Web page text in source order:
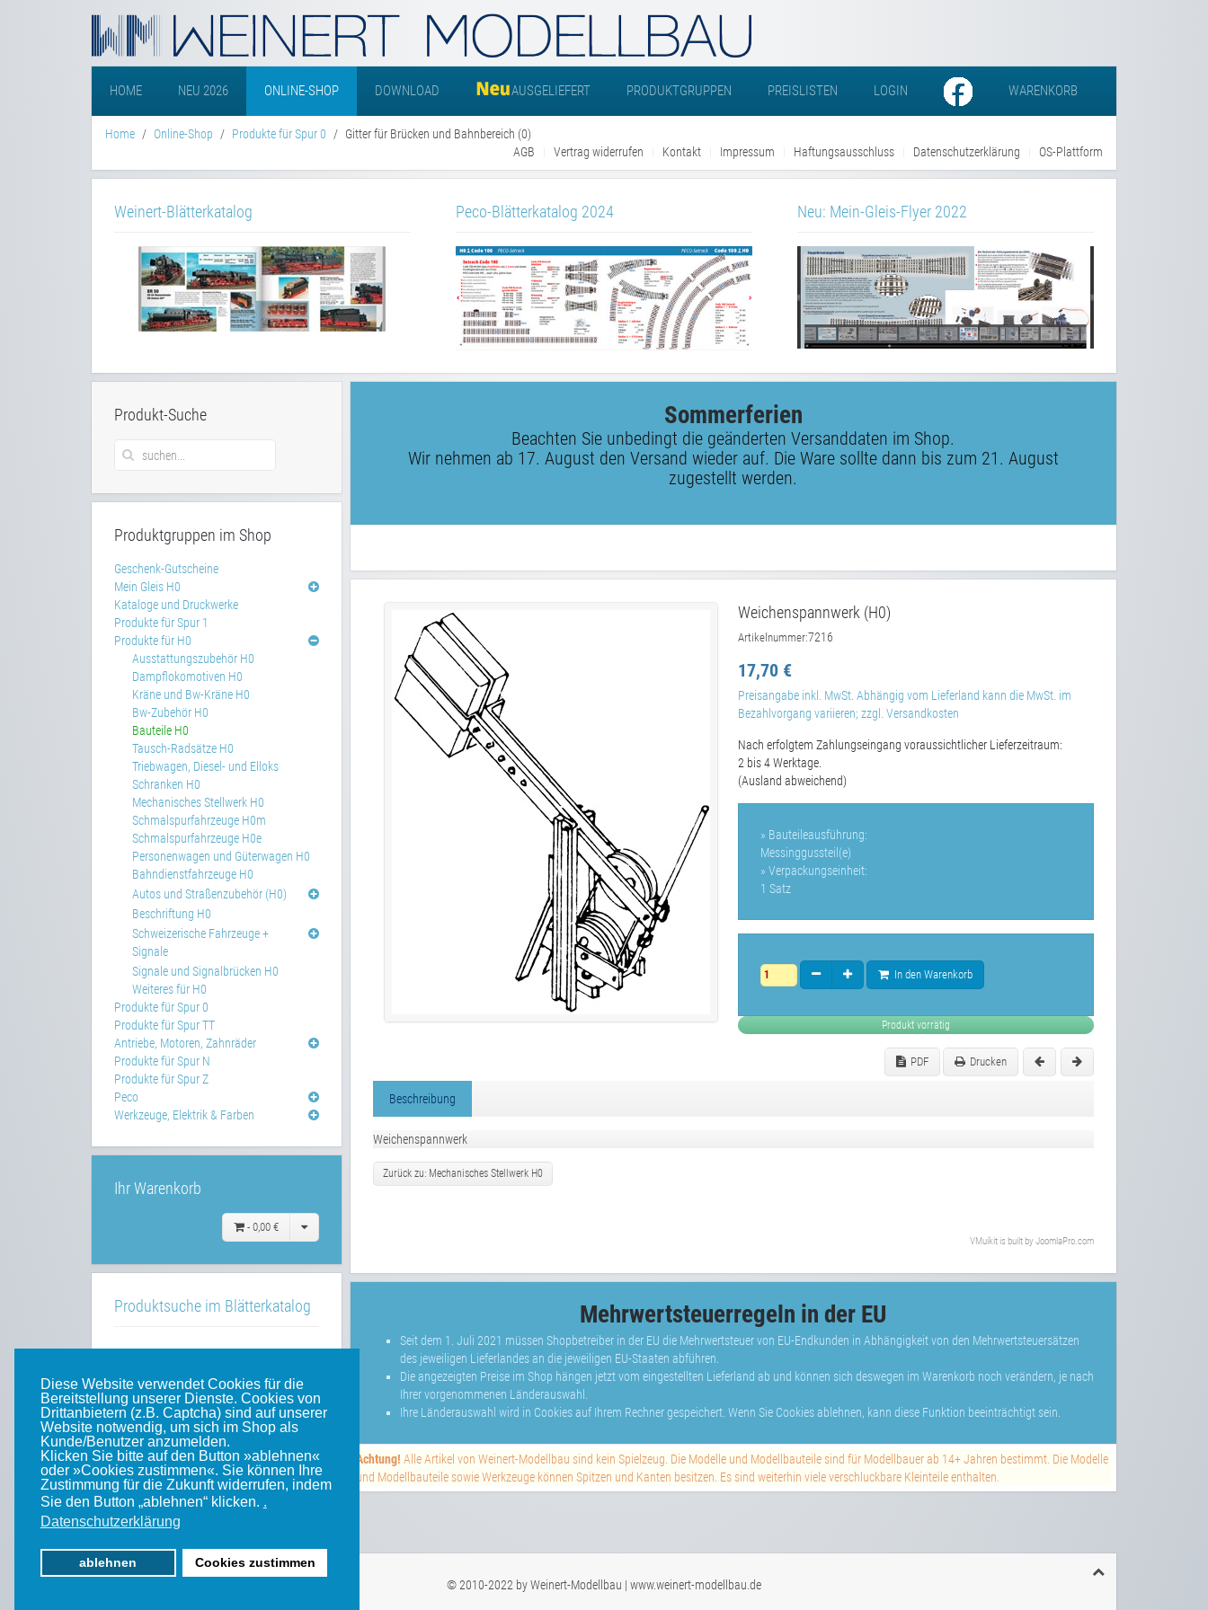
Diese Website verwendet Cookies für die
Bereitstellung unserer Dienste. Cookies von
Drittanbietern (z.B. Captcha) sind auf unserer
Website notwendig, um sich im Shop als
Kunde/Benutzer anzumelden.
Klicken Sie bitte auf den Button »ablehnen«
oder »Cookies zustimmen«. Sie können Ihre
Zustimmung für die Zukunft widerrufen, indem
Sie den Button „ablehnen“ klicken. .
Datenschutzerklärung
ablehnen Cookies zustimmen
HOME NEU 2026 ONLINE-SHOP DOWNLOAD AUSGELIEFERT PRODUKTGRUPPEN PREISLISTEN LOGIN WARENKORB
Home Online-Shop Produkte für Spur 0
Gitter für Brücken und Bahnbereich (0)
AGB
Vertrag widerrufen Kontakt Impressum Haftungsausschluss Datenschutzerklärung OS-Plattform
Weinert-Blätterkatalog Peco-Blätterkatalog 2024 Neu: Mein-Gleis-Flyer 2022
Sommerferien
Beachten Sie unbedingt die geänderten Versanddaten im Shop.
Wir nehmen ab 17. August den Versand wieder auf. Die Ware sollte dann bis zum 21. August
zugestellt werden.
Weichenspannwerk (H0)
Artikelnummer:7216
17,70 €
Preisangabe inkl. MwSt. Abhängig vom Lieferland kann die MwSt. im
Bezahlvorgang variieren; zzgl. Versandkosten
Nach erfolgtem Zahlungseingang voraussichtlicher Lieferzeitraum:
2 bis 4 Werktage.
(Ausland abweichend)
» Bauteileausführung:
Messinggussteil(e)
» Verpackungseinheit:
1 Satz
In den Warenkorb
Produkt vorrätig
PDF Drucken
Beschreibung
Weichenspannwerk
Zurück zu: Mechanisches Stellwerk H0
VMuikit is built by JoomlaPro.com
Mehrwertsteuerregeln in der EU
Seit dem 1. Juli 2021 müssen Shopbetreiber in der EU die Mehrwertsteuer von EU-Endkunden in Abhängigkeit von den Mehrwertsteuersätzen
des jeweiligen Lieferlandes an die jeweiligen EU-Staaten abführen.
Die angezeigten Preise im Shop hängen jetzt vom eingestellten Lieferland ab und können sich deswegen im Warenkorb noch verändern, je nach
Ihrer vorgenommenen Länderauswahl.
Ihre Länderauswahl wird in Cookies auf Ihrem Rechner gespeichert. Wenn Sie Cookies ablehnen, kann diese Funktion beeinträchtigt sein.
Achtung! Alle Artikel von Weinert-Modellbau sind kein Spielzeug. Die Modelle und Modellbauteile sind für Modellbauer ab 14+ Jahren bestimmt. Die Modelle
und Modellbauteile sowie Werkzeuge können Spitzen und Kanten besitzen. Es sind weiterhin viele verschluckbare Kleinteile enthalten.
Produkt-Suche
Produktgruppen im Shop
Geschenk-Gutscheine
Mein Gleis H0
Kataloge und Druckwerke
Produkte für Spur 1
Produkte für H0
Ausstattungszubehör H0
Dampflokomotiven H0
Kräne und Bw-Kräne H0
Bw-Zubehör H0
Bauteile H0
Tausch-Radsätze H0
Triebwagen, Diesel- und Elloks
Schranken H0
Mechanisches Stellwerk H0
Schmalspurfahrzeuge H0m
Schmalspurfahrzeuge H0e
Personenwagen und Güterwagen H0
Bahndienstfahrzeuge H0
Autos und Straßenzubehör (H0)
Beschriftung H0
Schweizerische Fahrzeuge +
Signale
Signale und Signalbrücken H0
Weiteres für H0
Produkte für Spur 0
Produkte für Spur TT
Antriebe, Motoren, Zahnräder
Produkte für Spur N
Produkte für Spur Z
Peco
Werkzeuge, Elektrik & Farben
Ihr Warenkorb
- 0,00 €
Produktsuche im Blätterkatalog
Unsere weiteren Websites
Weinert-Blog
mein Gleis
© 2010-2022 by Weinert-Modellbau | www.weinert-modellbau.de